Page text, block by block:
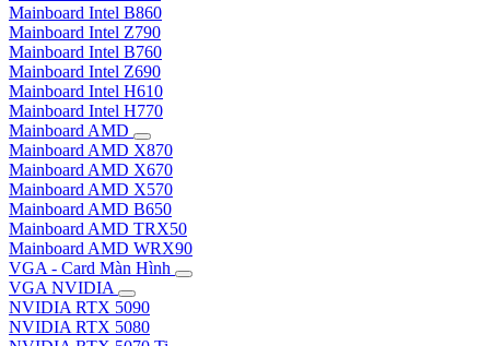
Mainboard Intel B860
Mainboard Intel Z790
Mainboard Intel B760
Mainboard Intel Z690
Mainboard Intel H610
Mainboard Intel H770
Mainboard AMD
Mainboard AMD X870
Mainboard AMD X670
Mainboard AMD X570
Mainboard AMD B650
Mainboard AMD TRX50
Mainboard AMD WRX90
VGA - Card Màn Hình
VGA NVIDIA
NVIDIA RTX 5090
NVIDIA RTX 5080